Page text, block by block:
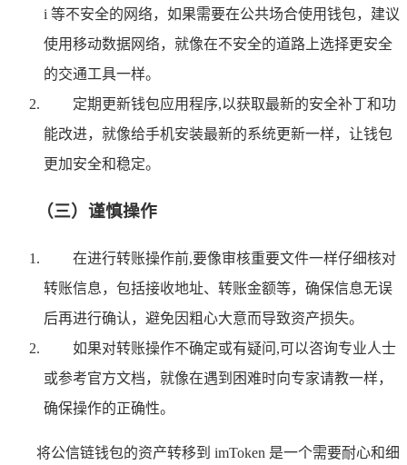
i 等不安全的网络，如果需要在公共场合使用钱包，建议
使用移动数据网络，就像在不安全的道路上选择更安全
的交通工具一样。
定期更新钱包应用程序,以获取最新的安全补丁和功
能改进，就像给手机安装最新的系统更新一样，让钱包
更加安全和稳定。
（三）谨慎操作
在进行转账操作前,要像审核重要文件一样仔细核对
转账信息，包括接收地址、转账金额等，确保信息无误
后再进行确认，避免因粗心大意而导致资产损失。
如果对转账操作不确定或有疑问,可以咨询专业人士
或参考官方文档，就像在遇到困难时向专家请教一样，
确保操作的正确性。
将公信链钱包的资产转移到 imToken 是一个需要耐心和细